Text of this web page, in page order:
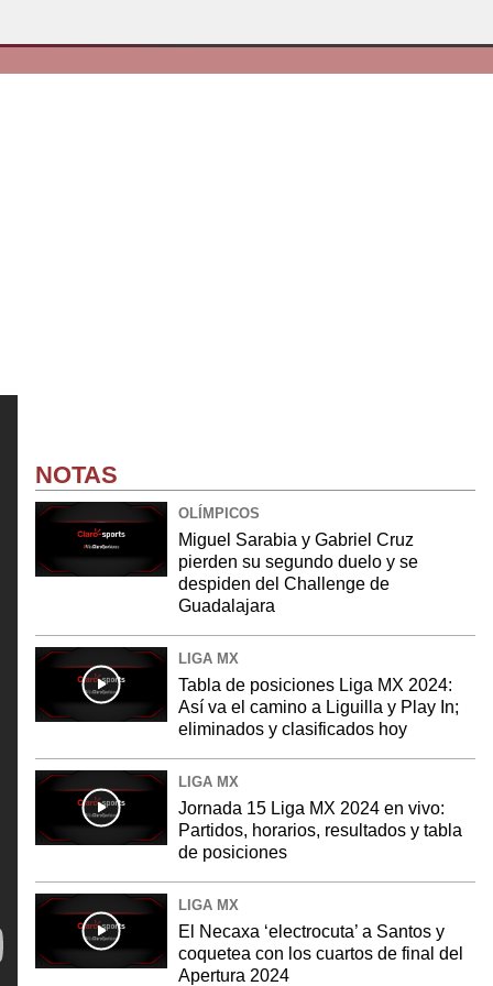
NOTAS
OLÍMPICOS
Miguel Sarabia y Gabriel Cruz
pierden su segundo duelo y se
despiden del Challenge de
Guadalajara
LIGA MX
Tabla de posiciones Liga MX 2024:
Así va el camino a Liguilla y Play In;
eliminados y clasificados hoy
LIGA MX
Jornada 15 Liga MX 2024 en vivo:
Partidos, horarios, resultados y tabla
de posiciones
LIGA MX
El Necaxa ‘electrocuta’ a Santos y
coquetea con los cuartos de final del
Apertura 2024